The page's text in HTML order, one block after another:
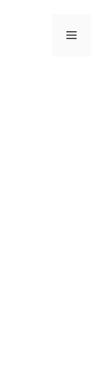
Menu